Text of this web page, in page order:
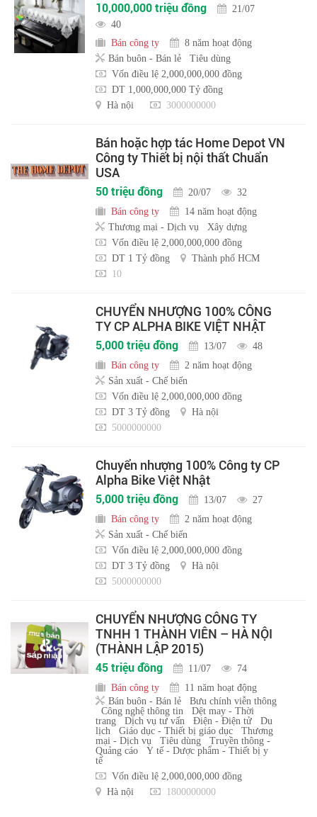
10,000,000 triệu đồng
21/07
40
Bán công ty
8 năm hoạt động
Bán buôn - Bán lẻ
Tiêu dùng
Vốn điều lệ 2,000,000,000 đồng
DT 1,000,000,000 Tỷ đồng
Hà nội
3000000000
Bán hoặc hợp tác Home Depot VN
Công ty Thiết bị nội thất Chuẩn
USA
50 triệu đồng 20/07
32
Bán công ty
14 năm hoạt động
Thương mại - Dịch vụ
Xây dựng
Vốn điều lệ 2,000,000,000 đồng
DT 1 Tỷ đồng
Thành phố HCM
10
CHUYỂN NHƯỢNG 100% CÔNG
TY CP ALPHA BIKE VIỆT NHẬT
5,000 triệu đồng 13/07
48
Bán công ty
2 năm hoạt động
Sản xuất - Chế biến
Vốn điều lệ 2,000,000,000 đồng
DT 3 Tỷ đồng
Hà nội
5000000000
Chuyển nhượng 100% Công ty CP
Alpha Bike Việt Nhật
5,000 triệu đồng 13/07
27
Bán công ty
2 năm hoạt động
Sản xuất - Chế biến
Vốn điều lệ 2,000,000,000 đồng
DT 3 Tỷ đồng
Hà nội
5000000000
CHUYỂN NHƯỢNG CÔNG TY
TNHH 1 THÀNH VIÊN – HÀ NỘI
(THÀNH LẬP 2015)
45 triệu đồng 11/07
74
Bán công ty
11 năm hoạt động
Bán buôn - Bán lẻ
Bưu chính viễn thông
Công nghệ thông tin
Dệt may - Thời
trang
Dịch vụ tư vấn Điện - Điện tử
Du
lịch
Giáo dục - Thiết bị giáo dục
Thương
mại - Dịch vụ
Tiêu dùng
Truyền thông -
Quảng cáo
Y tế - Dược phẩm - Thiết bị y
tế
Vốn điều lệ 2,000,000,000 đồng
Hà nội
1800000000